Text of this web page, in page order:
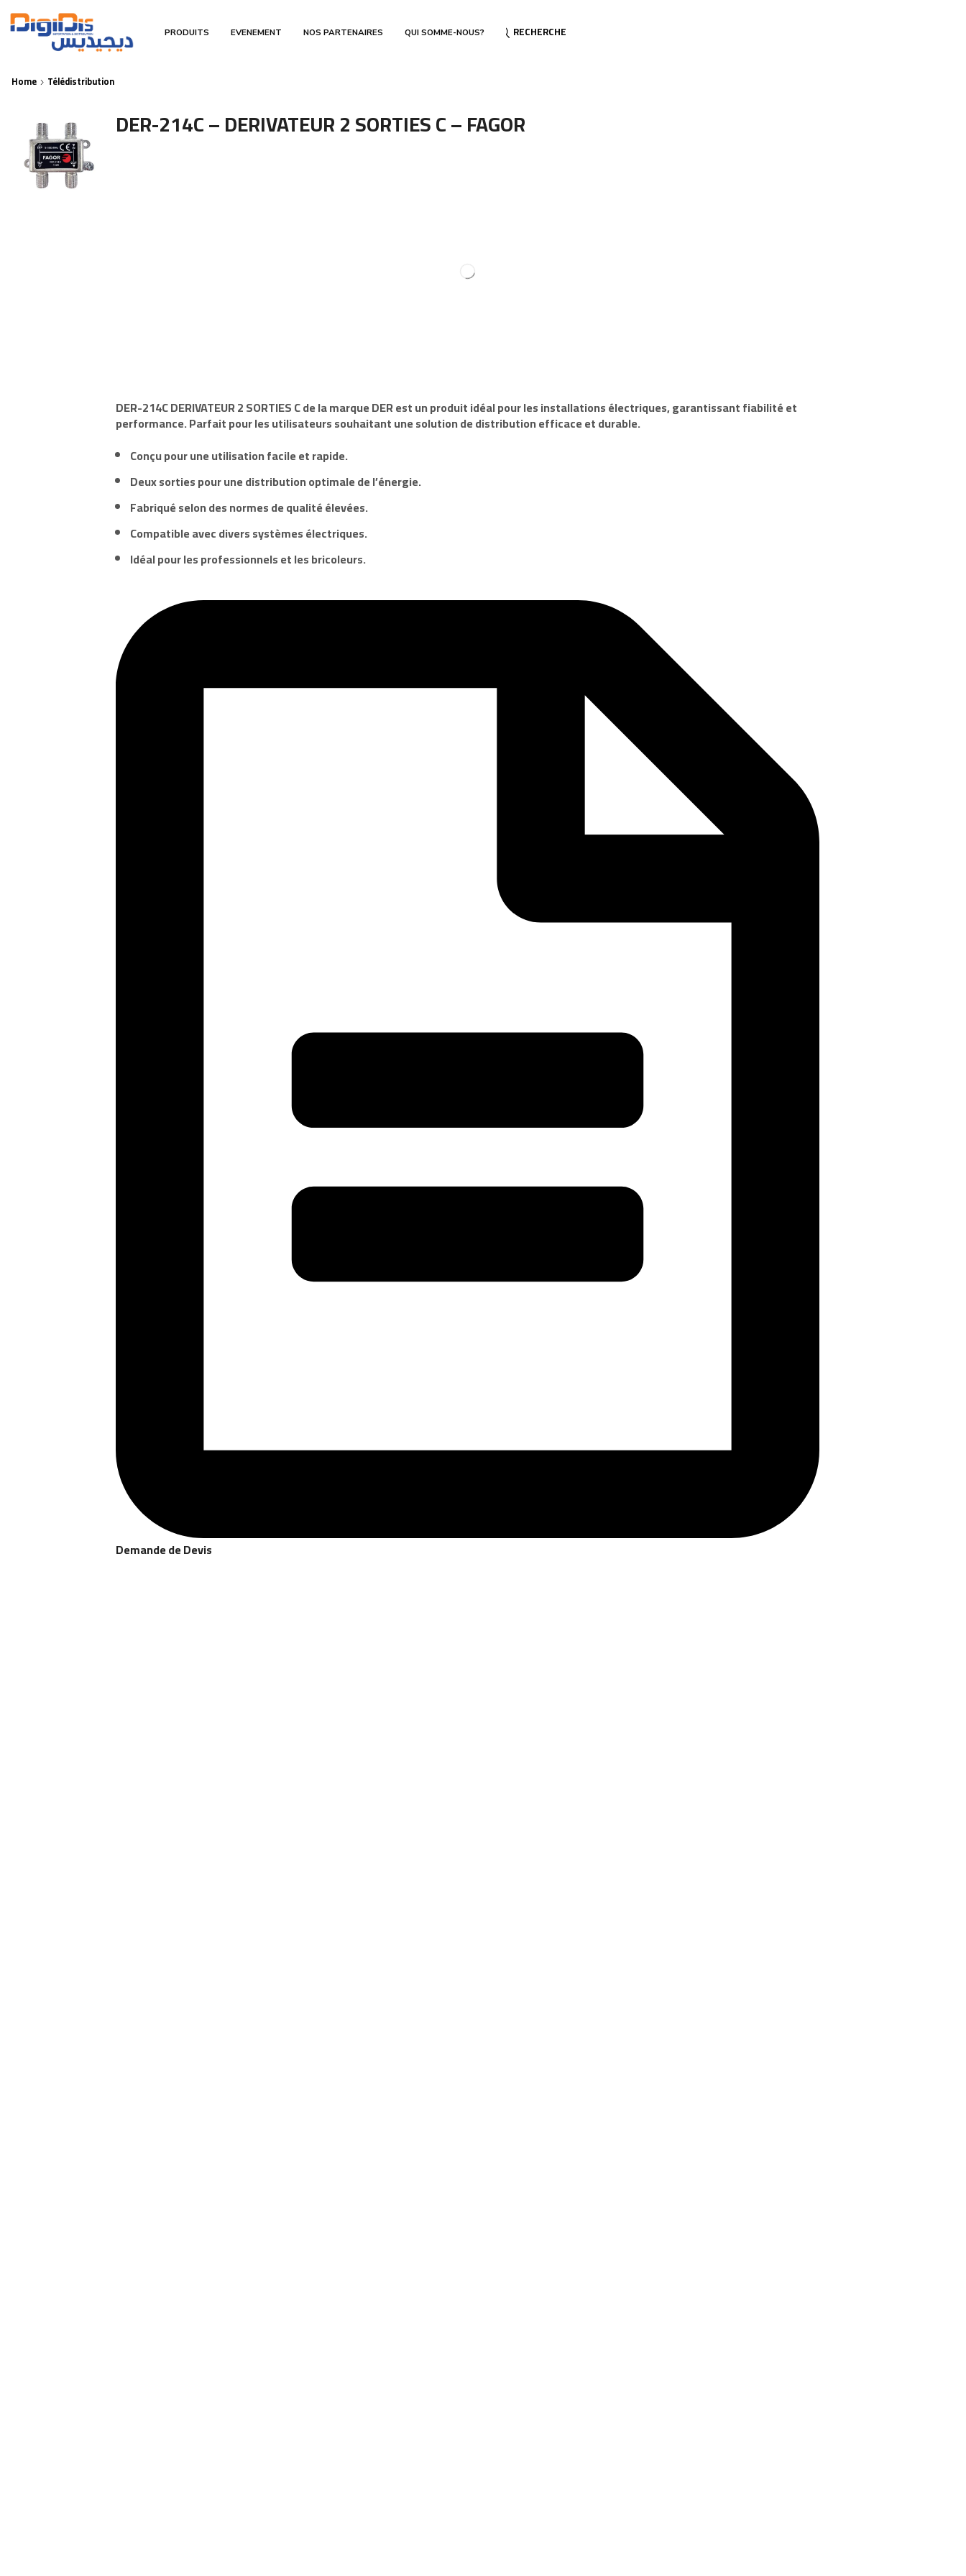
PRODUITS EVENEMENT NOS PARTENAIRES QUI SOMME-NOUS? RECHERCHE
Home Télédistribution
DER-214C – DERIVATEUR 2 SORTIES C – FAGOR
DER-214CDERIVATEUR 2 SORTIES C de lamarqueDER est un produit idéal pour les installations électriques, garantissant fiabilité et
performance. Parfait pour les utilisateurs souhaitant une solution de distribution efficace et durable.
Conçu pour une utilisation facile et rapide.
Deux sorties pour une distribution optimale de l’énergie.
Fabriqué selon des normes de qualité élevées.
Compatible avec divers systèmes électriques.
Idéal pour les professionnels et les bricoleurs.
Demande de Devis